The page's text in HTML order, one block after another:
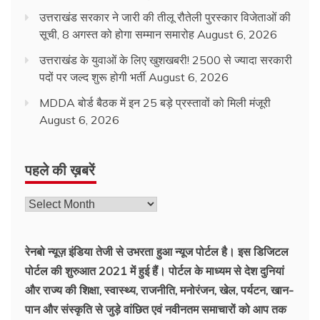
उत्तराखंड सरकार ने जारी की तीलू रौतेली पुरस्कार विजेताओं की
सूची, 8 अगस्त को होगा सम्मान समारोह August 6, 2026
उत्तराखंड के युवाओं के लिए खुशखबरी! 2500 से ज्यादा सरकारी
पदों पर जल्द शुरू होगी भर्ती August 6, 2026
MDDA बोर्ड बैठक में इन 25 बड़े प्रस्तावों को मिली मंजूरी
August 6, 2026
पहले की ख़बरें
पहले
रेनबो न्यूज़ इंडिया तेजी से उभरता हुआ न्‍यूज पोर्टल है। इस डिजिटल
पोर्टल की शुरुआत 2021 में हुई हैं। पोर्टल के माध्यम से देश दुनियां
और राज्य की शिक्षा, स्वास्थ्य, राजनीति, मनोरंजन, खेल, पर्यटन, खान-
पान और संस्कृति से जुड़े वांछित एवं नवीनतम समाचारों को आप तक